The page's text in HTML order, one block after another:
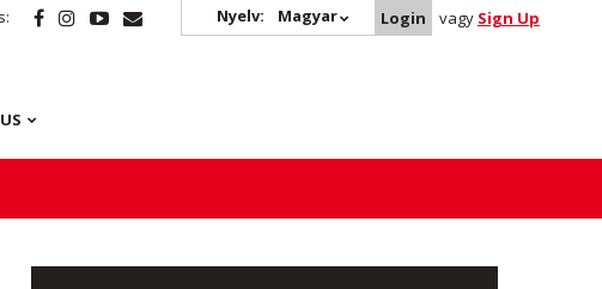
Nyelv: Magyar Login vagy Sign Up